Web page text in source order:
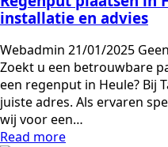
installatie en advies
Webadmin 21/01/2025
Zoekt u een betrouwbare
een regenput in Heule? Bij
juiste adres. Als ervaren
wij voor een…
Read more